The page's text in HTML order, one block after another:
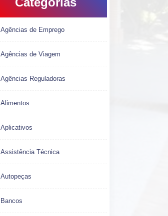
Agências de Emprego
Agências de Viagem
Agências Reguladoras
Alimentos
Aplicativos
Assistência Técnica
Autopeças
Bancos